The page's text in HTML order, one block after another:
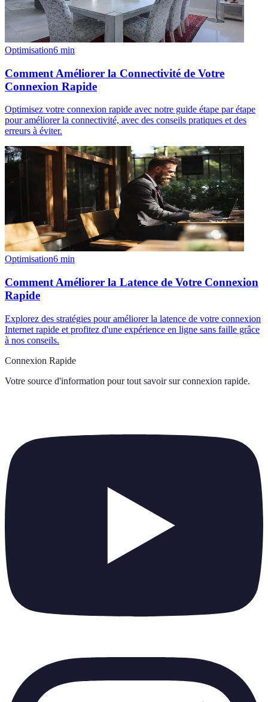
Optimisation6 min
Comment Améliorer la Connectivité de Votre
Connexion Rapide
Optimisez votre connexion rapide avec notre guide étape par étape
pour améliorer la connectivité, avec des conseils pratiques et des
erreurs à éviter.
Optimisation6 min
Comment Améliorer la Latence de Votre Connexion
Rapide
Explorez des stratégies pour améliorer la latence de votre connexion
Internet rapide et profitez d'une expérience en ligne sans faille grâce
à nos conseils.
Connexion Rapide
Votre source d'information pour tout savoir sur connexion rapide.